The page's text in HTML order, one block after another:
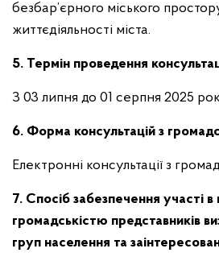
безбар’єрного міського
життєдіяльності міста.
5. Термін проведення
З 03 липня до 01 серпня 2025
6. Форма консультацій з
Електронні консультації з
7. Спосіб забезпечення участі в
громадськістю представників
груп населення та